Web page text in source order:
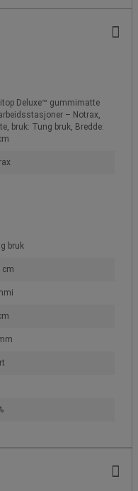
Deluxe™ gummimatte
– Notrax,
bruk: Tung bruk, Bredde:
bruk
cm